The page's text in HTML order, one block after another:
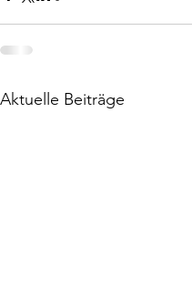
Aktuelle Beiträge